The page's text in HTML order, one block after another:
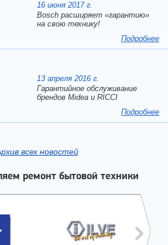
16 июня 2017 г.
Bosch расширяет «гарантию»
на свою технику!
Подробнее
13 апреля 2016 г.
Гарантийное обслуживание
брендов Midea и RICCI
Подробнее
всех новостей
ремонт бытовой техники